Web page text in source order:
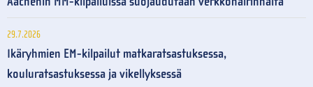
29.7.2026
Ikäryhmien EM-kilpailut matkaratsastuksessa,
kouluratsastuksessa ja vikellyksessä